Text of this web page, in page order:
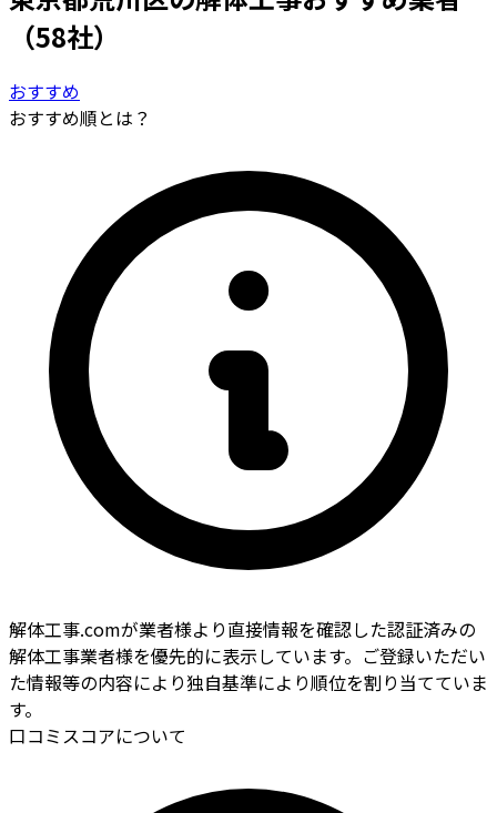
（58社）
おすすめ
おすすめ順とは？
解体工事.comが業者様より直接情報を確認した認証済みの
解体工事業者様を優先的に表示しています。ご登録いただい
た情報等の内容により独自基準により順位を割り当てていま
す。
口コミスコアについて